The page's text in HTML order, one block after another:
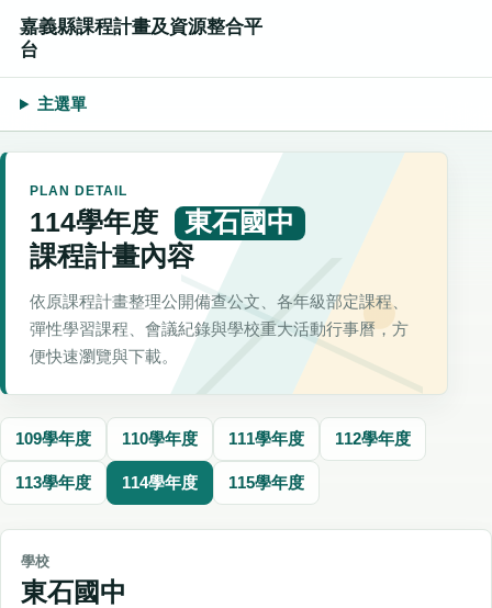
嘉義縣課程計畫及資源整合平
台
主選單
PLAN DETAIL
114學年度
東石國中
課程計畫內容
依原課程計畫整理公開備查公文、各年級部定課程、
彈性學習課程、會議紀錄與學校重大活動行事曆，方
便快速瀏覽與下載。
109學年度 110學年度 111學年度 112學年度
113學年度 114學年度 115學年度
學校
東石國中